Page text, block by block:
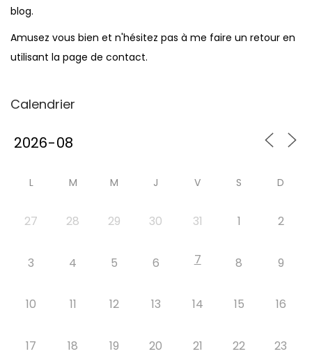
blog.
Amusez vous bien et n'hésitez pas à me faire un retour en
utilisant la page de contact.
Calendrier
L M M J V S D
27 28 29 30 31 1 2
3 4 5 6 7 8 9
10 11 12 13 14 15 16
17 18 19 20 21 22 23